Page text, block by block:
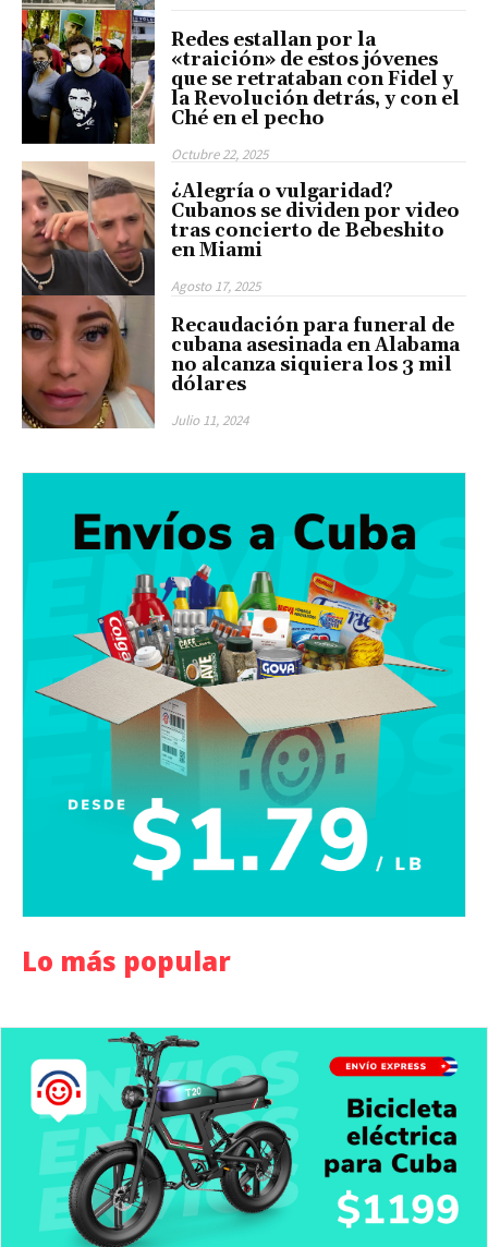
Redes estallan por la
«traición» de estos jóvenes
que se retrataban con Fidel y
la Revolución detrás, y con el
Ché en el pecho
Octubre 22, 2025
¿Alegría o vulgaridad?
Cubanos se dividen por video
tras concierto de Bebeshito
en Miami
Agosto 17, 2025
Recaudación para funeral de
cubana asesinada en Alabama
no alcanza siquiera los 3 mil
dólares
Julio 11, 2024
Lo más popular